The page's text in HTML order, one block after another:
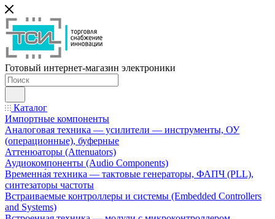
Готовый интернет-магазин электроники
Каталог
Импортные компоненты
Аналоговая техника — усилители — инструменты, ОУ
(операционные), буферные
Аттенюаторы (Attenuators)
Аудиокомпоненты (Audio Components)
Временна́я техника — тактовые генераторы, ФАПЧ (PLL),
синтезаторы частоты
Встраиваемые контроллеры и системы (Embedded Controllers
and Systems)